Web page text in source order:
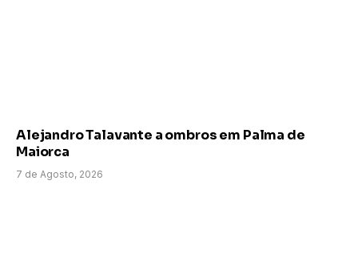
Alejandro Talavante a ombros em Palma de
Maiorca
7 de Agosto, 2026